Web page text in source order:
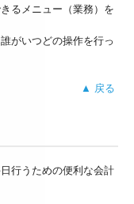
るメニュー（業務）を
がいつどの操作を行っ
▲ 戻る
行うための便利な会計